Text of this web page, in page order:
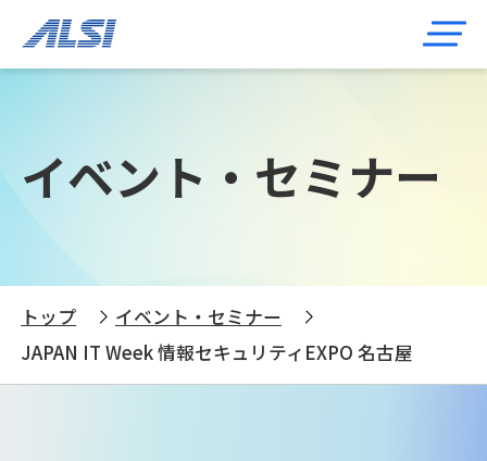
イベント・セミナー
トップ
イベント・セミナー
JAPAN IT Week 情報セキュリティEXPO 名古屋